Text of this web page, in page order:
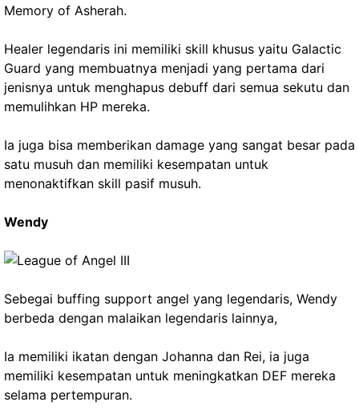
Memory of Asherah.
Healer legendaris ini memiliki skill khusus yaitu Galactic
Guard yang membuatnya menjadi yang pertama dari
jenisnya untuk menghapus debuff dari semua sekutu dan
memulihkan HP mereka.
Ia juga bisa memberikan damage yang sangat besar pada
satu musuh dan memiliki kesempatan untuk
menonaktifkan skill pasif musuh.
Wendy
Sebegai buffing support angel yang legendaris, Wendy
berbeda dengan malaikan legendaris lainnya,
Ia memiliki ikatan dengan Johanna dan Rei, ia juga
memiliki kesempatan untuk meningkatkan DEF mereka
selama pertempuran.